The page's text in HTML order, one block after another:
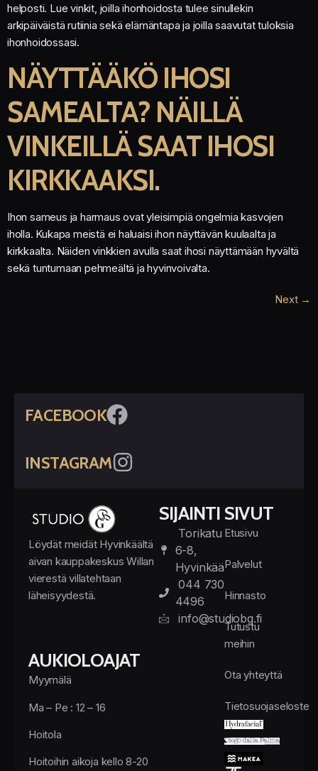
helposti. Lue vinkit, joilla ihonhoidosta tulee sinullekin
arkipäiväistä rutiinia sekä elämäntapa ja joilla saavutat tuloksia
ihonhoidossasi.
NÄYTTÄÄKÖ IHOSI
SAMEALTA? NÄILLÄ
VINKEILLÄ SAAT IHOSI
KIRKKAAKSI.
Ihon sameus ja harmaus ovat yleisimpiä ongelmia kasvojen
iholla. Kukapa meistä ei haluaisi ihon näyttävän kuulaalta ja
kirkkaalta. Näiden vinkkien avulla saat ihosi näyttämään hyvältä
sekä tuntumaan pehmeältä ja hyvinvoivalta.
Next →
FACEBOOK
INSTAGRAM
Löydät meidät Hyvinkäältä
aivan kauppakeskus Willan
vierestä villatehtaan
läheisyydestä.
AUKIOLOAJAT
Myymälä
Ma – Pe : 12 – 16
Hoitola
Hoitoihin aikoja kello 8-20
SIJAINTI
Torikatu
6-8,
Hyvinkää
044 730
4496
info@studiobg.fi
SIVUT
Etusivu
Palvelut
Hinnasto
Tutustu
meihin
Ota yhteyttä
Tietosuojaseloste